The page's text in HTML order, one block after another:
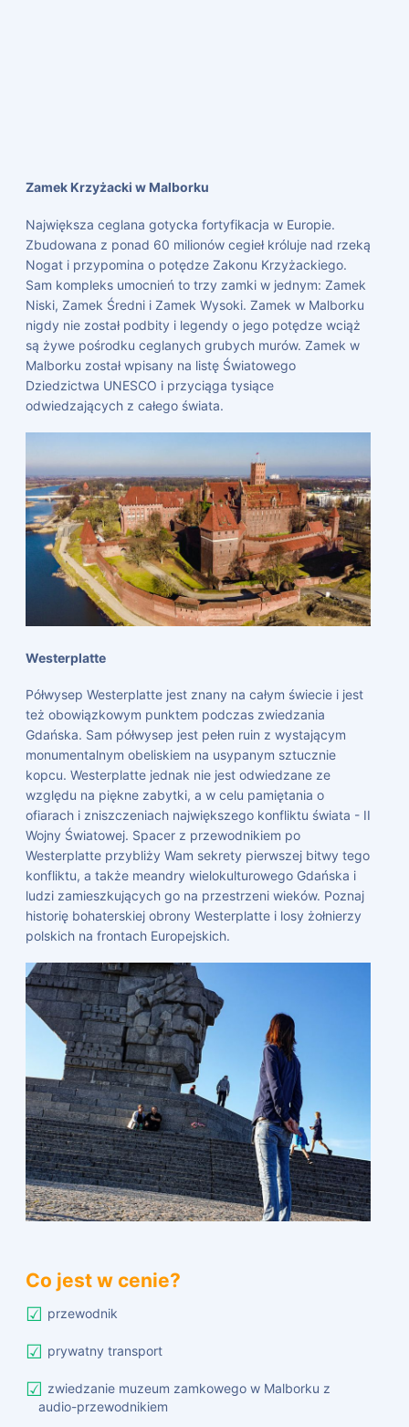
Zamek Krzyżacki w Malborku
Największa ceglana gotycka fortyfikacja w Europie.
Zbudowana z ponad 60 milionów cegieł króluje nad rzeką
Nogat i przypomina o potędze Zakonu Krzyżackiego.
Sam kompleks umocnień to trzy zamki w jednym: Zamek
Niski, Zamek Średni i Zamek Wysoki. Zamek w Malborku
nigdy nie został podbity i legendy o jego potędze wciąż
są żywe pośrodku ceglanych grubych murów. Zamek w
Malborku został wpisany na listę Światowego
Dziedzictwa UNESCO i przyciąga tysiące
odwiedzających z całego świata.
Westerplatte
Półwysep Westerplatte jest znany na całym świecie i jest
też obowiązkowym punktem podczas zwiedzania
Gdańska. Sam półwysep jest pełen ruin z wystającym
monumentalnym obeliskiem na usypanym sztucznie
kopcu. Westerplatte jednak nie jest odwiedzane ze
względu na piękne zabytki, a w celu pamiętania o
ofiarach i zniszczeniach największego konfliktu świata - II
Wojny Światowej. Spacer z przewodnikiem po
Westerplatte przybliży Wam sekrety pierwszej bitwy tego
konfliktu, a także meandry wielokulturowego Gdańska i
ludzi zamieszkujących go na przestrzeni wieków. Poznaj
historię bohaterskiej obrony Westerplatte i losy żołnierzy
polskich na frontach Europejskich.
Co jest w cenie?
przewodnik
prywatny transport
zwiedzanie muzeum zamkowego w Malborku z
audio-przewodnikiem